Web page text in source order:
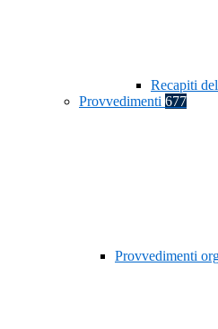
Recapiti
Provvedimenti 677
Provvedimenti